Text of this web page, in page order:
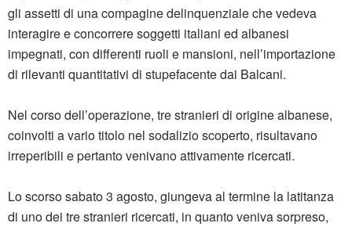
gli assetti di una compagine delinquenziale che vedeva
interagire e concorrere soggetti italiani ed albanesi
impegnati, con differenti ruoli e mansioni, nell’importazione
di rilevanti quantitativi di stupefacente dai Balcani.
Nel corso dell’operazione, tre stranieri di origine albanese,
coinvolti a vario titolo nel sodalizio scoperto, risultavano
irreperibili e pertanto venivano attivamente ricercati.
Lo scorso sabato 3 agosto, giungeva al termine la latitanza
di uno dei tre stranieri ricercati, in quanto veniva sorpreso,